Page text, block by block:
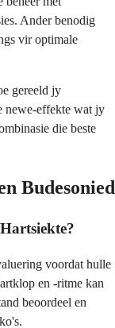
Ander benodig
vir optimale
gereeld jy
newe-effekte wat jy
die beste
Budesonied
voordat hulle
en -ritme kan
beoordeel en